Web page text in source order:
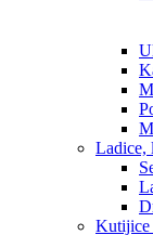
Ladice,
Kutijice